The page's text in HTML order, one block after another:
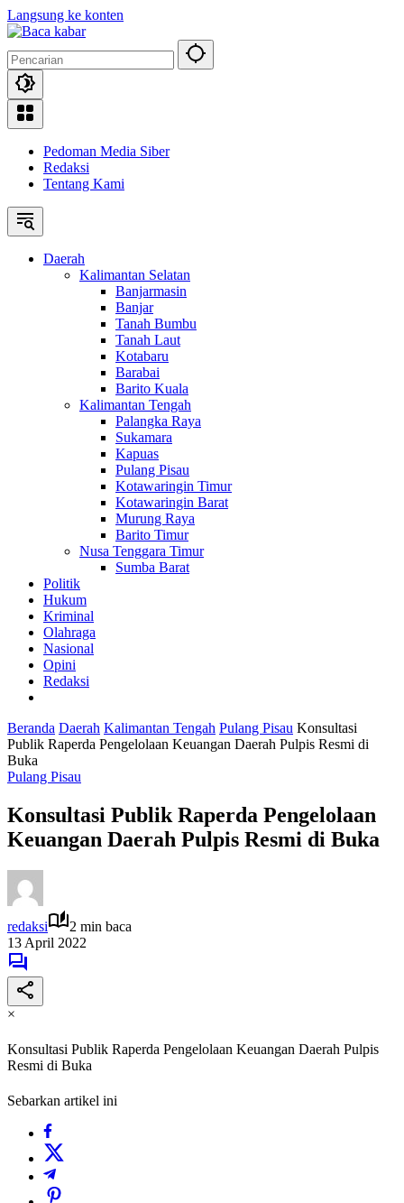
Langsung ke konten
Pedoman Media Siber
Redaksi
Tentang Kami
Daerah
Kalimantan Selatan
Banjarmasin
Banjar
Tanah Bumbu
Tanah Laut
Kotabaru
Barabai
Barito Kuala
Kalimantan Tengah
Palangka Raya
Sukamara
Kapuas
Pulang Pisau
Kotawaringin Timur
Kotawaringin Barat
Murung Raya
Barito Timur
Nusa Tenggara Timur
Sumba Barat
Politik
Hukum
Kriminal
Olahraga
Nasional
Opini
Redaksi
Beranda Daerah Kalimantan Tengah Pulang Pisau Konsultasi
Publik Raperda Pengelolaan Keuangan Daerah Pulpis Resmi di
Buka
Pulang Pisau
Konsultasi Publik Raperda Pengelolaan
Keuangan Daerah Pulpis Resmi di Buka
redaksi
2 min baca
13 April 2022
×
Konsultasi Publik Raperda Pengelolaan Keuangan Daerah Pulpis
Resmi di Buka
Sebarkan artikel ini